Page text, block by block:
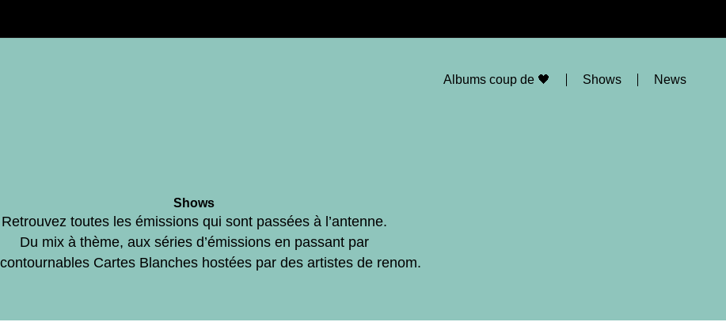
Albums coup de 🖤 Shows News
Shows
Retrouvez toutes les émissions qui sont passées à l’antenne.
Du mix à thème, aux séries d’émissions en passant par
Cartes Blanches hostées par des artistes de renom.